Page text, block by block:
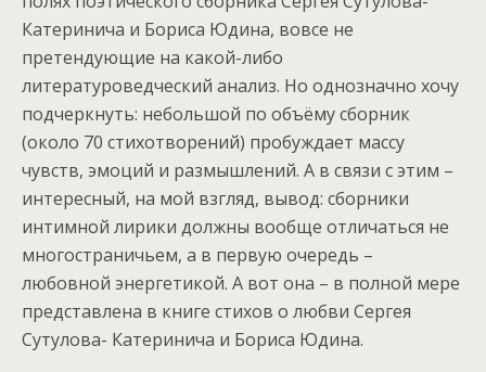
Катеринича и Бориса Юдина, вовсе не
претендующие на какой-либо
литературоведческий анализ. Но однозначно хочу
подчеркнуть: небольшой по объёму сборник
(около 70 стихотворений) пробуждает массу
чувств, эмоций и размышлений. А в связи с этим –
интересный, на мой взгляд, вывод: сборники
интимной лирики должны вообще отличаться не
многостраничьем, а в первую очередь –
любовной энергетикой. А вот она – в полной мере
представлена в книге стихов о любви Сергея
Сутулова- Катеринича и Бориса Юдина.